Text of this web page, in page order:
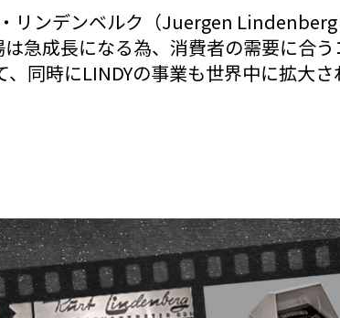
リンデンベルク（Juergen
急成長になる為、消費者の需要に合う
同時にLINDYの事業も世界中に拡大さ